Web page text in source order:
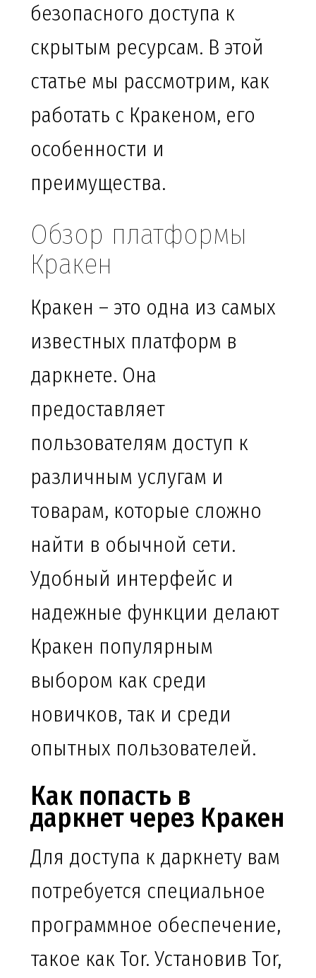
безопасного доступа к
скрытым ресурсам. В этой
статье мы рассмотрим, как
работать с Кракеном, его
особенности и
преимущества.
Обзор платформы
Кракен
Кракен – это одна из самых
известных платформ в
даркнете. Она
предоставляет
пользователям доступ к
различным услугам и
товарам, которые сложно
найти в обычной сети.
Удобный интерфейс и
надежные функции делают
Кракен популярным
выбором как среди
новичков, так и среди
опытных пользователей.
Как попасть в
даркнет через Кракен
Для доступа к даркнету вам
потребуется специальное
программное обеспечение,
такое как Tor. Установив Tor,